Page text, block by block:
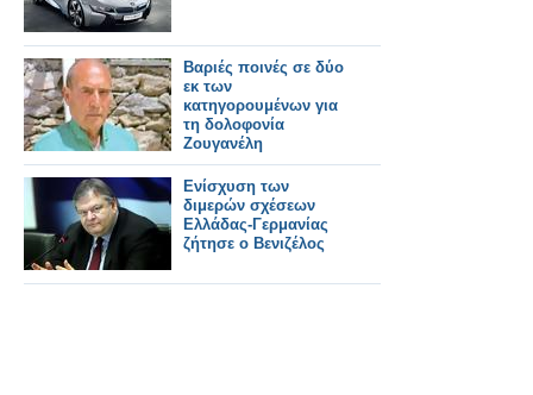
Βαριές ποινές σε δύο
εκ των
κατηγορουμένων για
τη δολοφονία
Ζουγανέλη
Ενίσχυση των
διμερών σχέσεων
Ελλάδας-Γερμανίας
ζήτησε ο Βενιζέλος